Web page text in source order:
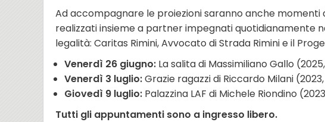
Ad accompagnare le proiezioni saranno anche
realizzati insieme a partner impegnati quotidianamente
legalità: Caritas Rimini, Avvocato di Strada Rimini e il
Venerdì 26 giugno: La salita di Massimiliano Gallo
Venerdì 3 luglio:Grazie ragazzi di Riccardo Milani (2023,
Giovedì 9 luglio: Palazzina LAF di Michele Riondino
Tutti gli appuntamenti sono a ingresso libero.